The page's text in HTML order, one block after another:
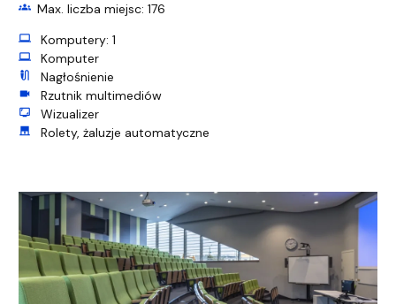
groups Max. liczba miejsc: 176
computer Komputery: 1
computer Komputer
mic_external_on Nagłośnienie
videocam Rzutnik multimediów
screenshot_monitor Wizualizer
roller_shades Rolety, żaluzje automatyczne